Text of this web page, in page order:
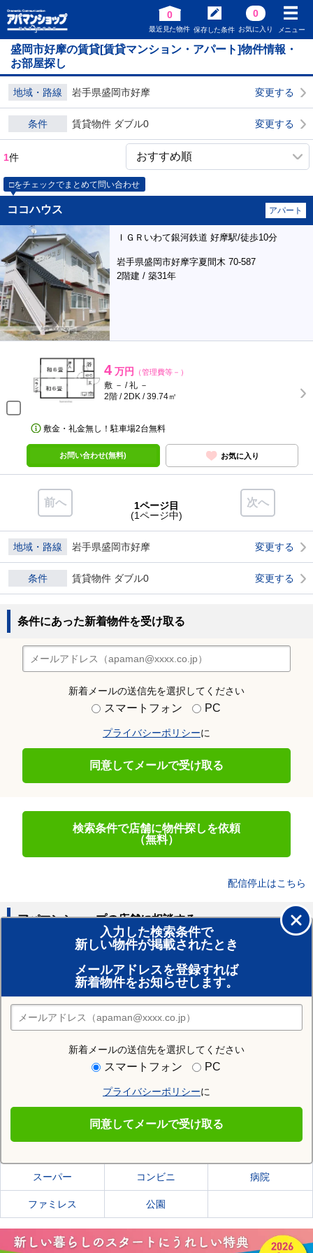
0
最近見た物件 保存した条件
0
お気に入り メニュー
盛岡市好摩の賃貸[賃貸マンション・アパート]物件情報・
お部屋探し
地域・路線 岩手県盛岡市好摩 変更する
条件 賃貸物件 ダブル0 変更する
1件
□をチェックでまとめて問い合わせ
ココハウス アパート
ＩＧＲいわて銀河鉄道 好摩駅/徒歩10分
岩手県盛岡市好摩字夏間木 70-587
2階建 / 築31年
4 万円 （管理費等－）
敷 － / 礼 －
2階 / 2DK / 39.74㎡
敷金・礼金無し！駐車場2台無料
お問い合わせ(無料) お気に入り
前へ 次へ
1ページ目
(1ページ中)
地域・路線 岩手県盛岡市好摩 変更する
条件 賃貸物件 ダブル0 変更する
条件にあった新着物件を受け取る
新着メールの送信先を選択してください
スマートフォン PC
プライバシーポリシーに
同意してメールで受け取る
検索条件で店舗に物件探しを依頼
（無料）
配信停止はこちら
入力した検索条件で
新しい物件が掲載されたとき
メールアドレスを登録すれば
新着物件をお知らせします。
新着メールの送信先を選択してください
スマートフォン PC
プライバシーポリシーに
同意してメールで受け取る
アパマンショップの店舗に相談する
賃貸のプロがお部屋探し！
おまかせ物件リクエスト
住みたい街の店舗を探す
店舗検索
住む街研究所で盛岡市の情報を見る
盛岡市の施設一覧
スーパー コンビニ 病院
ファミレス 公園